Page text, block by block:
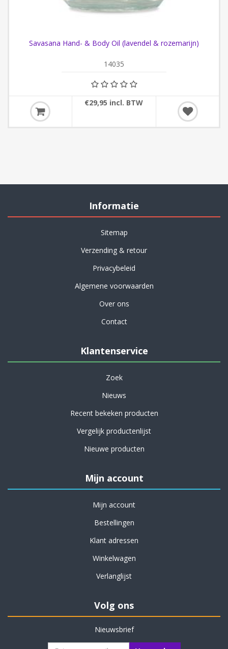
Savasana Hand- & Body Oil (lavendel & rozemarijn)
14035
€29,95 incl. BTW
Informatie
Sitemap
Verzending & retour
Privacybeleid
Algemene voorwaarden
Over ons
Contact
Klantenservice
Zoek
Nieuws
Recent bekeken producten
Vergelijk productenlijst
Nieuwe producten
Mijn account
Mijn account
Bestellingen
Klant adressen
Winkelwagen
Verlanglijst
Volg ons
Nieuwsbrief